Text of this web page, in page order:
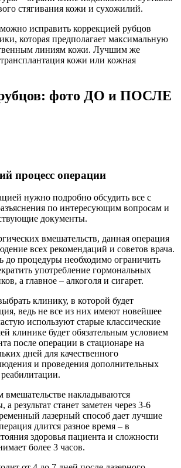
стягивания кожи и сухожилий.
исправить коррекцией рубцов
которая предполагает максимальную
линиям кожи. Лучшим же
кожи или кожная
фото ДО и ПОСЛЕ
процесс операции
нужно подробно обсудить все с
по интересующим вопросам и
документы.
вмешательств, данная операция
всех рекомендаций и советов врача.
до процедуры необходимо ограничить
употребление гормональных
а главное – алкоголя и сигарет.
клинику, в которой будет
ведь не все из них имеют новейшее
используют старые классические
клинике будет обязательным условием
после операции в стационаре на
дней для качественного
и проведения дополнительных
вмешательстве накладываются
результат станет заметен через 3-6
лазерный способ дает лучшие
длится разное время – в
здоровья пациента и сложности
более 3 часов.